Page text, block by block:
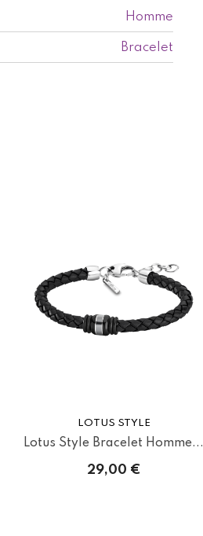
Homme
Bracelet
LOTUS STYLE
Lotus Style Bracelet Homme...
29,00 €